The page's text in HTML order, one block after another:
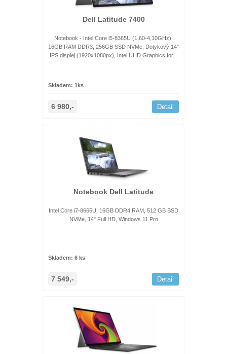
Dell Latitude 7400
Notebook - Intel Core i5-8365U (1,60-4,10GHz),
16GB RAM DDR3, 256GB SSD NVMe, Dotykový 14"
IPS displej (1920x1080px), Intel UHD Graphics for...
Skladem: 1ks
6 980,- Detail
Notebook Dell Latitude
Intel Core i7-8665U, 16GB DDR4 RAM, 512 GB SSD
NVMe, 14" Full HD, Windows 11 Pro
Skladem: 6 ks
7 549,- Detail